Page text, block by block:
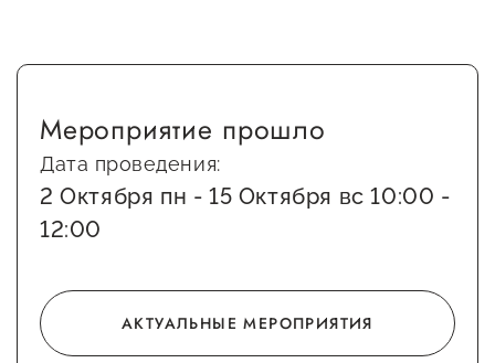
АвтоУСН
Иностранным гражданам
Сервисы для бизнеса
О фонде
Общая информация
Мероприятие прошло
Дата проведения:
2 Октября пн - 15 Октября вс 10:00 -
12:00
АКТУАЛЬНЫЕ МЕРОПРИЯТИЯ